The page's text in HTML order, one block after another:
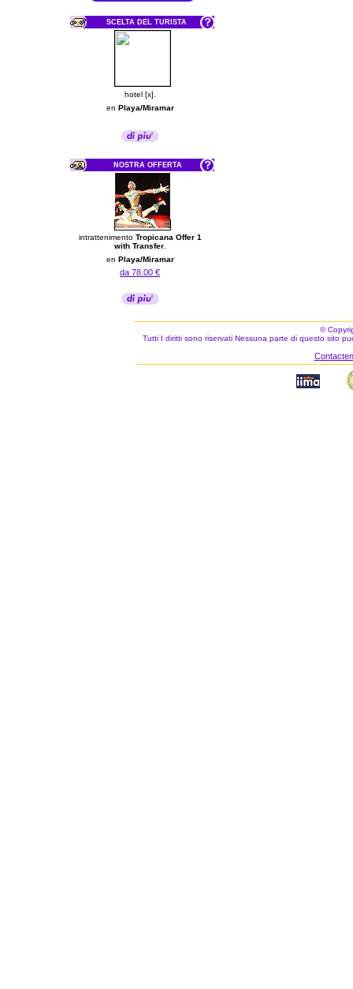
SCELTA DEL TURISTA
hotel [x].
en Playa/Miramar
NOSTRA OFFERTA
intrattenimento Tropicana Offer 1
with Transfer.
en Playa/Miramar
da 78.00 €
©
Tutti I diritti sono riservati Nessuna parte di questo sito